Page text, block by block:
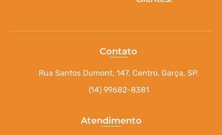
Contato
Rua Santos Dumont, 147, Centro, Garça, SP.
(14) 99682-8381
Atendimento